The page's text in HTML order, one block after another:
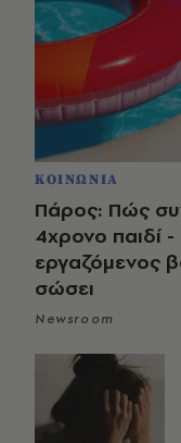
ΚΟΙΝΩΝΙΑ
Πάρος: Πώς
4χρονο παιδί
εργαζόμενος
σώσει
Newsroom